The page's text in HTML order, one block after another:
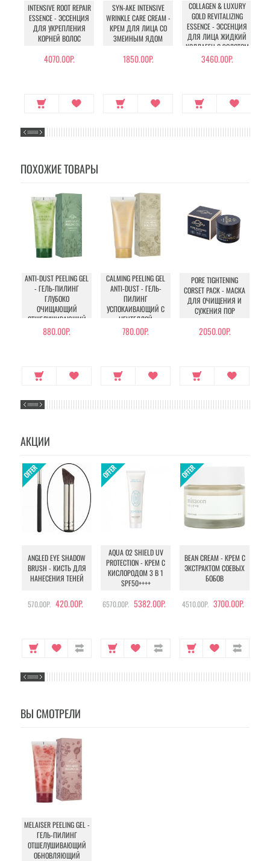
INTENSIVE ROOT REPAIR
ESSENCE - ЭССЕНЦИЯ
ДЛЯ УКРЕПЛЕНИЯ
КОРНЕЙ ВОЛОС
4070.00Р.
SYN-AKE INTENSIVE
WRINKLE CARE CREAM -
КРЕМ ДЛЯ ЛИЦА СО
ЗМЕИНЫМ ЯДОМ
1850.00Р.
COLLAGEN & LUXURY
GOLD REVITALIZING
ESSENCE - ЭССЕНЦИЯ
ДЛЯ ЛИЦА ЖИДКИЙ
КОЛЛАГЕН С ЗОЛОТОМ
3460.00Р.
ПОХОЖИЕ ТОВАРЫ
ANTI-DUST PEELING GEL
- ГЕЛЬ-ПИЛИНГ
ГЛУБОКО
ОЧИЩАЮЩИЙ
ОТШЕЛУШИВАЮЩИЙ
880.00Р.
CALMING PEELING GEL
ANTI-DUST - ГЕЛЬ-
ПИЛИНГ
УСПОКАИВАЮЩИЙ С
ЦЕНТЕЛЛОЙ
АЗИАТСКОЙ
780.00Р.
PORE TIGHTENING
CORSET PACK - МАСКА
ДЛЯ ОЧИЩЕНИЯ И
СУЖЕНИЯ ПОР
2050.00Р.
АКЦИИ
ANGLED EYE SHADOW
BRUSH - КИСТЬ ДЛЯ
НАНЕСЕНИЯ ТЕНЕЙ
570.00Р. 420.00Р.
AQUA O2 SHIELD UV
PROTECTION - КРЕМ С
КИСЛОРОДОМ 3 В 1
SPF50++++
6570.00Р. 5382.00Р.
BEAN CREAM - КРЕМ С
ЭКСТРАКТОМ СОЕВЫХ
БОБОВ
4510.00Р. 3700.00Р.
ВЫ СМОТРЕЛИ
MELAISER PEELING GEL -
ГЕЛЬ-ПИЛИНГ
ОТШЕЛУШИВАЮЩИЙ
ОБНОВЛЯЮЩИЙ